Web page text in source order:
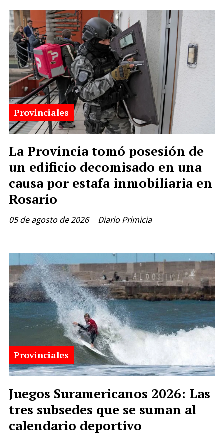
La Provincia tomó posesión de
un edificio decomisado en una
causa por estafa inmobiliaria en
Rosario
Diario Primicia
Provinciales
05 de agosto de 2026
Juegos Suramericanos 2026: Las
tres subsedes que se suman al
calendario deportivo
Provinciales